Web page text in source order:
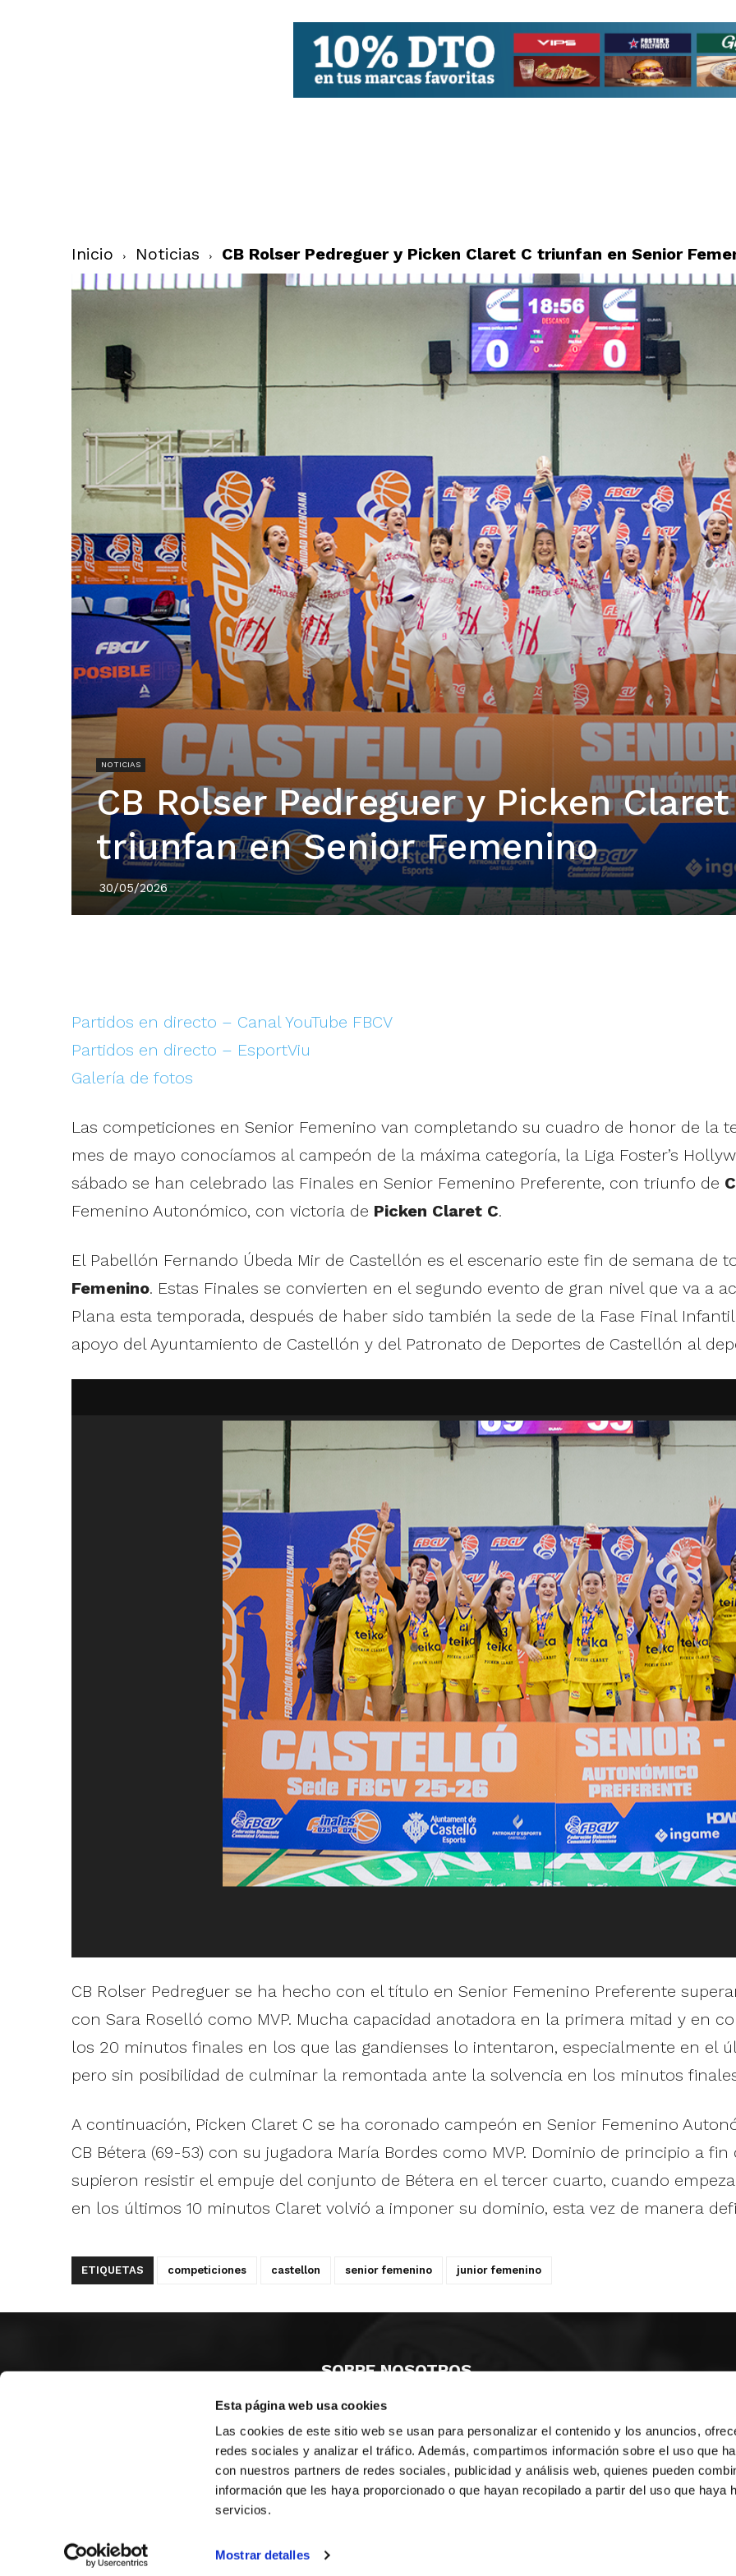
Esta página web usa cookies
Las cookies de este sitio web se usan para personalizar el contenido y los anuncios,
redes sociales y analizar el tráfico. Además, compartimos información sobre el uso que
con nuestros partners de redes sociales, publicidad y análisis web, quienes pueden
información que les haya proporcionado o que hayan recopilado a partir del uso que haya
servicios.
Mostrar detalles
Inicio Noticias CB Rolser Pedreguer y Picken Claret C triunfan en Senior
NOTICIAS
CB Rolser Pedreguer y Picken Claret
triunfan en Senior Femenino
30/05/2026
Partidos en directo – Canal YouTube FBCV
Partidos en directo – EsportViu
Galería de fotos
Las competiciones en Senior Femenino van completando su cuadro de honor de la
mes de mayo conocíamos al campeón de la máxima categoría, la Liga Foster’s
sábado se han celebrado las Finales en Senior Femenino Preferente, con triunfo de
Femenino Autonómico, con victoria de Picken Claret C.
El Pabellón Fernando Úbeda Mir de Castellón es el escenario este fin de semana de
Femenino. Estas Finales se convierten en el segundo evento de gran nivel que va a
Plana esta temporada, después de haber sido también la sede de la Fase Final
apoyo del Ayuntamiento de Castellón y del Patronato de Deportes de Castellón al
CB Rolser Pedreguer se ha hecho con el título en Senior Femenino Preferente
con Sara Roselló como MVP. Mucha capacidad anotadora en la primera mitad y en
los 20 minutos finales en los que las gandienses lo intentaron, especialmente en el
pero sin posibilidad de culminar la remontada ante la solvencia en los minutos
A continuación, Picken Claret C se ha coronado campeón en Senior Femenino
CB Bétera (69-53) con su jugadora María Bordes como MVP. Dominio de principio a
supieron resistir el empuje del conjunto de Bétera en el tercer cuarto, cuando
en los últimos 10 minutos Claret volvió a imponer su dominio, esta vez de manera
ETIQUETAS competiciones castellon senior femenino junior femenino
SOBRE NOSOTROS
CASTELLON
VALENCIA
MONESTIR DE POBLET 14 1ª 3º
ALICANTE
CIUDAD DE MATANZAS 12
fbcv@fbcv.es
© FEDERACIÓN BALONCESTO COMUNIDAD VALENCIANA